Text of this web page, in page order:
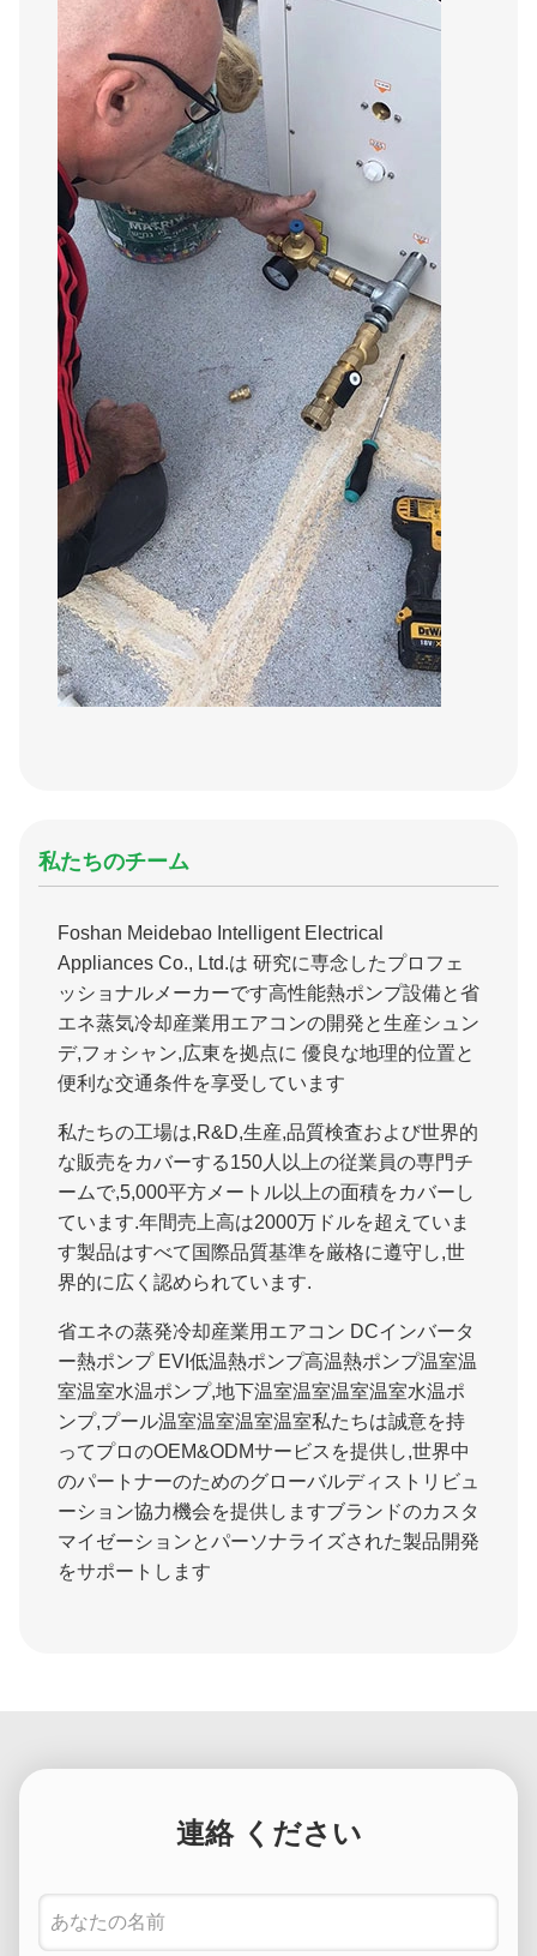
私たちのチーム
Foshan Meidebao Intelligent Electrical
Appliances Co., Ltd.は 研究に専念したプロフェ
ッショナルメーカーです高性能熱ポンプ設備と省
エネ蒸気冷却産業用エアコンの開発と生産シュン
デ,フォシャン,広東を拠点に 優良な地理的位置と
便利な交通条件を享受しています
私たちの工場は,R&D,生産,品質検査および世界的
な販売をカバーする150人以上の従業員の専門チ
ームで,5,000平方メートル以上の面積をカバーし
ています.年間売上高は2000万ドルを超えていま
す製品はすべて国際品質基準を厳格に遵守し,世
界的に広く認められています.
省エネの蒸発冷却産業用エアコン DCインバータ
ー熱ポンプ EVI低温熱ポンプ高温熱ポンプ温室温
室温室水温ポンプ,地下温室温室温室温室水温ポ
ンプ,プール温室温室温室温室私たちは誠意を持
ってプロのOEM&ODMサービスを提供し,世界中
のパートナーのためのグローバルディストリビュ
ーション協力機会を提供しますブランドのカスタ
マイゼーションとパーソナライズされた製品開発
をサポートします
連絡 ください